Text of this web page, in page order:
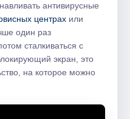
антивирусные
центрах или
один раз
сталкиваться с
экран, это
на которое можно